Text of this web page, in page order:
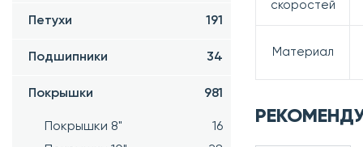
Петухи 191
Подшипники 34
Покрышки 981
Покрышки 8"
16
скоростей
Материал